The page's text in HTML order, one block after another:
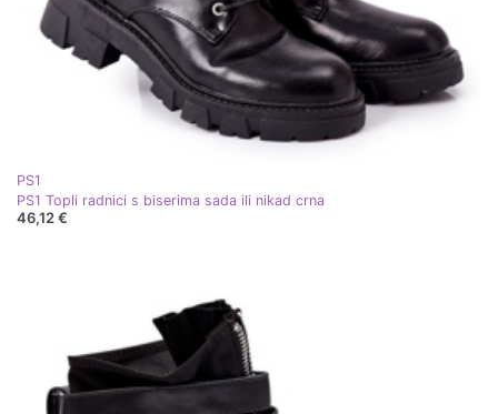
PS1
PS1 Topli radnici s biserima sada ili nikad crna
46,12 €